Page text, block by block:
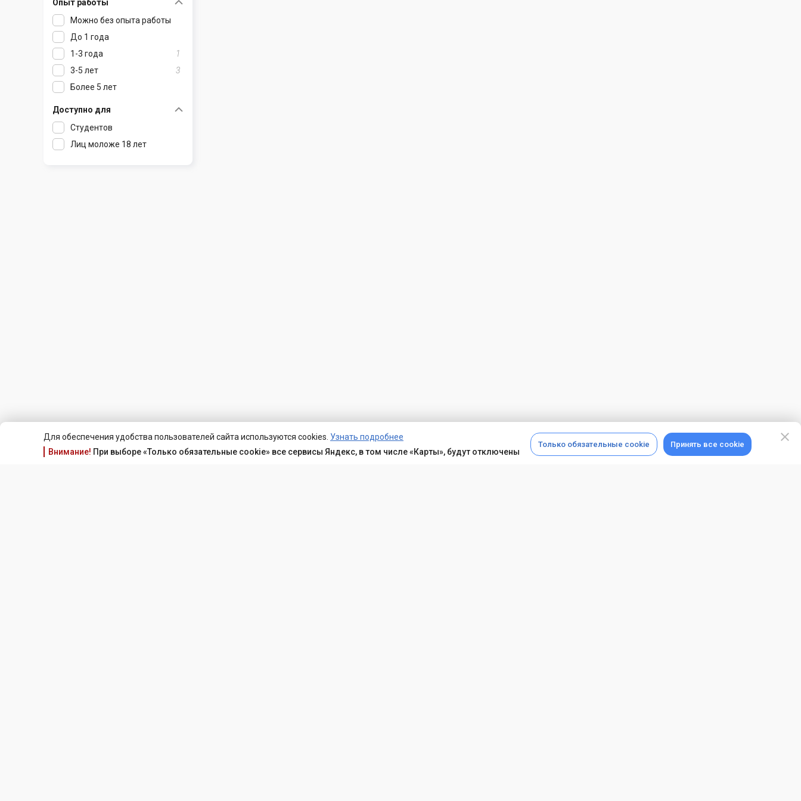
Для обеспечения удобства пользователей сайта используются cookies. Узнать подробнее
Внимание! При выборе «Только обязательные cookie» все сервисы Яндекс, в том числе «Карты», будут отключены
Только обязательные cookie Принять все cookie
Раков
Ратомка
Самохваловичи
Сеница
Слуцк
Смиловичи
Смолевичи
Солигорск
Старые Дороги
Шклов
Опыт работы
Можно без опыта работы
До 1 года
1-3 года
1
3-5 лет
3
Более 5 лет
Доступно для
Студентов
Лиц моложе 18 лет